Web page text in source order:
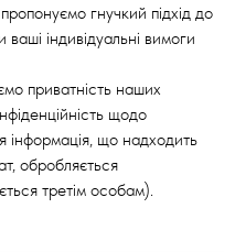
гнучкий підхід до
індивідуальні вимоги
приватність наших
щодо
інформація, що надходить
обробляється
третім особам).